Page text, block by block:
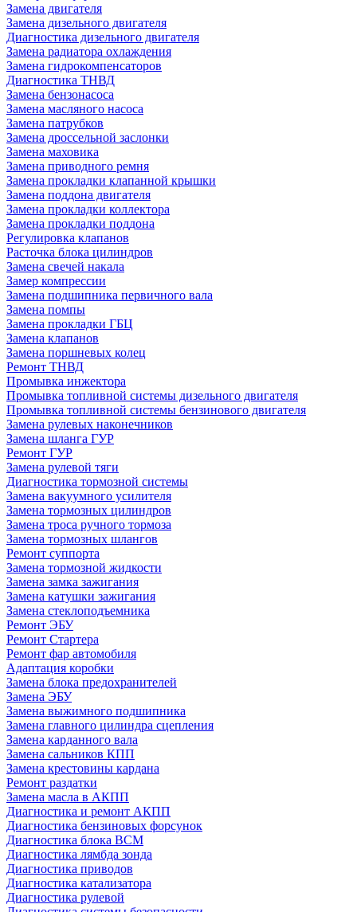
Замена двигателя
Замена дизельного двигателя
Диагностика дизельного двигателя
Замена радиатора охлаждения
Замена гидрокомпенсаторов
Диагностика ТНВД
Замена бензонасоса
Замена масляного насоса
Замена патрубков
Замена дроссельной заслонки
Замена маховика
Замена приводного ремня
Замена прокладки клапанной крышки
Замена поддона двигателя
Замена прокладки коллектора
Замена прокладки поддона
Регулировка клапанов
Расточка блока цилиндров
Замена свечей накала
Замер компрессии
Замена подшипника первичного вала
Замена помпы
Замена прокладки ГБЦ
Замена клапанов
Замена поршневых колец
Ремонт ТНВД
Промывка инжектора
Промывка топливной системы дизельного двигателя
Промывка топливной системы бензинового двигателя
Замена рулевых наконечников
Замена шланга ГУР
Ремонт ГУР
Замена рулевой тяги
Диагностика тормозной системы
Замена вакуумного усилителя
Замена тормозных цилиндров
Замена троса ручного тормоза
Замена тормозных шлангов
Ремонт суппорта
Замена тормозной жидкости
Замена замка зажигания
Замена катушки зажигания
Замена стеклоподъемника
Ремонт ЭБУ
Ремонт Стартера
Ремонт фар автомобиля
Адаптация коробки
Замена блока предохранителей
Замена ЭБУ
Замена выжимного подшипника
Замена главного цилиндра сцепления
Замена карданного вала
Замена сальников КПП
Замена крестовины кардана
Ремонт раздатки
Замена масла в АКПП
Диагностика и ремонт АКПП
Диагностика бензиновых форсунок
Диагностика блока BCM
Диагностика лямбда зонда
Диагностика приводов
Диагностика катализатора
Диагностика рулевой